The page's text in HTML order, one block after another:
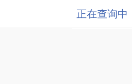
正在查询中